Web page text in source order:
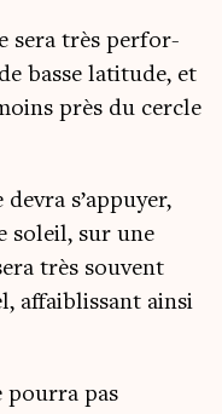
sera très per­for­
basse lati­tude, et
près du cercle
s’appuyer,
soleil, sur une
très sou­vent
affai­blis­sant ain­si
pour­ra pas